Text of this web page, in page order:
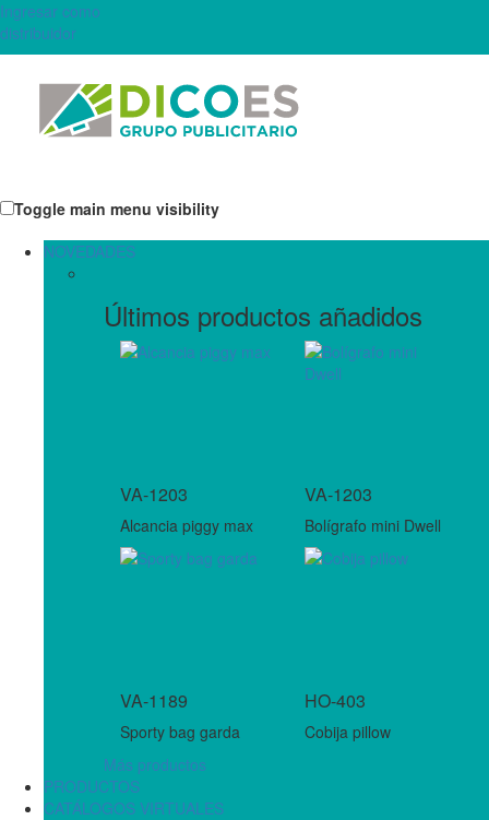
Ingresar como
distribuidor
Toggle main menu visibility
NOVEDADES
Últimos productos añadidos
VA-1203
Alcancia piggy max
VA-1203
Bolígrafo mini Dwell
VA-1189
Sporty bag garda
HO-403
Cobija pillow
Más productos
PRODUCTOS
CATÁLOGOS VIRTUALES